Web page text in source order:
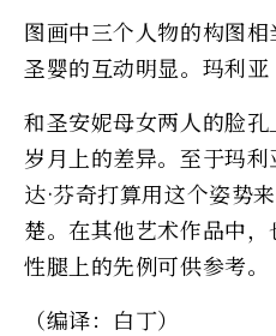
图画中三个人物的构图
圣婴的互动明显。玛利亚
和圣安妮母女两人的脸
岁月上的差异。至于玛利
达·芬奇打算用这个姿势
楚。在其他艺术作品中
性腿上的先例可供参考。
（编译：白丁）